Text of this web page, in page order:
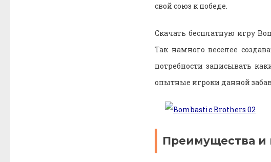
свой союз к победе.
Скачать бесплатную игру
Так намного веселее
потребности записывать
опытные игроки данной
Преимущества и